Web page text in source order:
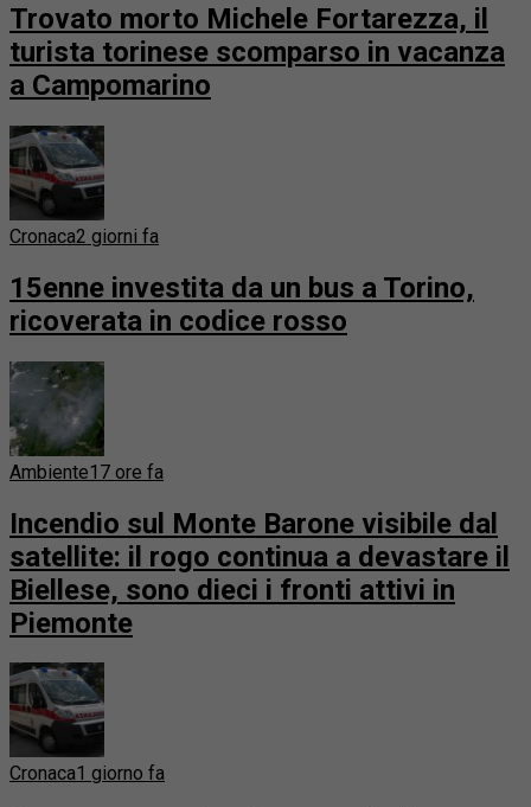
Trovato morto Michele Fortarezza, il
turista torinese scomparso in vacanza
a Campomarino
Cronaca2 giorni fa
15enne investita da un bus a Torino,
ricoverata in codice rosso
Ambiente17 ore fa
Incendio sul Monte Barone visibile dal
satellite: il rogo continua a devastare il
Biellese, sono dieci i fronti attivi in
Piemonte
Cronaca1 giorno fa